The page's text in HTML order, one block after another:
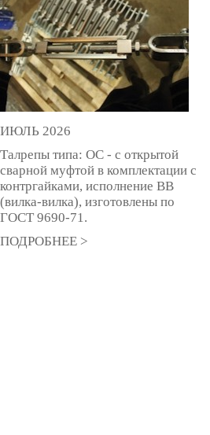
ИЮЛЬ 2026
Талрепы типа: ОС - с открытой
сварной муфтой в комплектации с
контргайками, исполнение ВВ
(вилка-вилка), изготовлены по
ГОСТ 9690-71.
ПОДРОБНЕЕ >